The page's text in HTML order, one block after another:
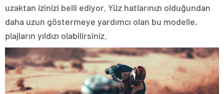
uzaktan izinizi belli ediyor. Yüz hatlarınızı olduğundan
daha uzun göstermeye yardımcı olan bu modelle,
plajların yıldızı olabilirsiniz.